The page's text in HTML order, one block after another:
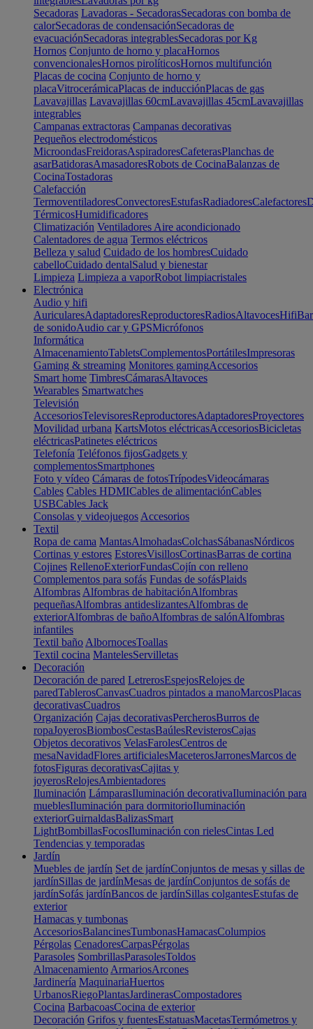
Secadoras Lavadoras - SecadorasSecadoras con bomba de
calorSecadoras de condensaciónSecadoras de
evacuaciónSecadoras integrablesSecadoras por Kg
Hornos Conjunto de horno y placaHornos
convencionalesHornos pirolíticosHornos multifunción
Placas de cocina Conjunto de horno y
placaVitrocerámicaPlacas de inducciónPlacas de gas
Lavavajillas Lavavajillas 60cmLavavajillas 45cmLavavajillas
integrables
Campanas extractoras Campanas decorativas
Pequeños electrodomésticos
MicroondasFreidorasAspiradoresCafeterasPlanchas de
asarBatidorasAmasadoresRobots de CocinaBalanzas de
CocinaTostadoras
Calefacción
TermoventiladoresConvectoresEstufasRadiadoresCalefactores
TérmicosHumidificadores
Climatización Ventiladores Aire acondicionado
Calentadores de agua Termos eléctricos
Belleza y salud Cuidado de los hombresCuidado
cabelloCuidado dentalSalud y bienestar
Limpieza Limpieza a vaporRobot limpiacristales
Electrónica
Audio y hifi
AuricularesAdaptadoresReproductoresRadiosAltavocesHifi
de sonidoAudio car y GPSMicrófonos
Informática
AlmacenamientoTabletsComplementosPortátilesImpresoras
Gaming & streaming Monitores gamingAccesorios
Smart home TimbresCámarasAltavoces
Wearables Smartwatches
Televisión
AccesoriosTelevisoresReproductoresAdaptadoresProyectores
Movilidad urbana KartsMotos eléctricasAccesoriosBicicletas
eléctricasPatinetes eléctricos
Telefonía Teléfonos fijosGadgets y
complementosSmartphones
Foto y vídeo Cámaras de fotosTrípodesVideocámaras
Cables Cables HDMICables de alimentaciónCables
USBCables Jack
Consolas y videojuegos Accesorios
Textil
Ropa de cama MantasAlmohadasColchasSábanasNórdicos
Cortinas y estores EstoresVisillosCortinasBarras de cortina
Cojines RellenoExteriorFundasCojín con relleno
Complementos para sofás Fundas de sofásPlaids
Alfombras Alfombras de habitaciónAlfombras
pequeñasAlfombras antideslizantesAlfombras de
exteriorAlfombras de bañoAlfombras de salónAlfombras
infantiles
Textil baño AlbornocesToallas
Textil cocina MantelesServilletas
Decoración
Decoración de pared LetrerosEspejosRelojes de
paredTablerosCanvasCuadros pintados a manoMarcosPlacas
decorativasCuadros
Organización Cajas decorativasPercherosBurros de
ropaJoyerosBiombosCestasBaúlesRevisterosCajas
Objetos decorativos VelasFarolesCentros de
mesaNavidadFlores artificialesMaceterosJarronesMarcos de
fotosFiguras decorativasCajitas y
joyerosRelojesAmbientadores
Iluminación LámparasIluminación decorativaIluminación para
mueblesIluminación para dormitorioIluminación
exteriorGuirnaldasBalizasSmart
LightBombillasFocosIluminación con rielesCintas Led
Tendencias y temporadas
Jardín
Muebles de jardín Set de jardínConjuntos de mesas y sillas de
jardínSillas de jardínMesas de jardínConjuntos de sofás de
jardínSofás jardínBancos de jardínSillas colgantesEstufas de
exterior
Hamacas y tumbonas
AccesoriosBalancinesTumbonasHamacasColumpios
Pérgolas CenadoresCarpasPérgolas
Parasoles SombrillasParasolesToldos
Almacenamiento ArmariosArcones
Jardinería MaquinariaHuertos
UrbanosRiegoPlantasJardinerasCompostadores
Cocina BarbacoasCocina de exterior
Decoración Grifos y fuentesEstatuasMacetasTermómetros y